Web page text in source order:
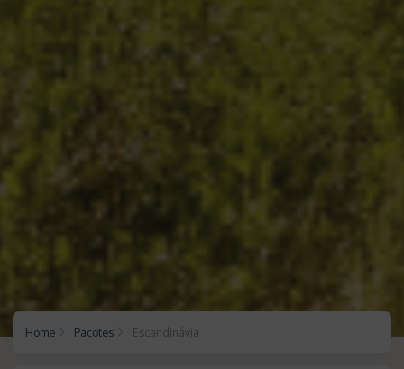
Home Pacotes Escandinávia